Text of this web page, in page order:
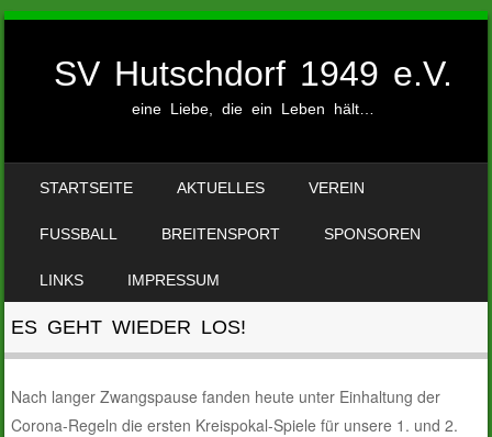
SV Hutschdorf 1949 e.V.
eine Liebe, die ein Leben hält…
STARTSEITE AKTUELLES VEREIN
FUSSBALL BREITENSPORT SPONSOREN
LINKS IMPRESSUM
ES GEHT WIEDER LOS!
Nach langer Zwangspause fanden heute unter Einhaltung der
Corona-Regeln die ersten Kreispokal-Spiele für unsere 1. und 2.